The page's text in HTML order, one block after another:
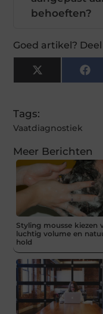
behoeften?
Goed artikel?
X
(Twitter)
Tags:
Vaatdiagnostiek
Meer Berichten
Styling mousse kiezen
luchtig volume en
hold